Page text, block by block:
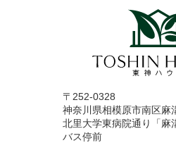
〒252-0328
神奈川県相模原市南区麻
北里大学東病院通り「麻
バス停前